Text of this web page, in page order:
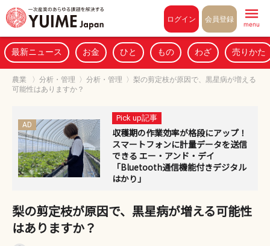
ログイン 会員登録
menu
最新ニュース お金 ひと もの わざ 売りかた
農業 〉 分析・管理 〉 分析・管理 〉 梨の剪定枝が原因で、黒星病が増える
可能性はありますか？
AD
Pick up記事
収穫期の作業効率が格段にアップ！
スマートフォンに計量データを送信
できる エー・アンド・デイ
「Bluetooth通信機能付きデジタル
はかり」
梨の剪定枝が原因で、黒星病が増える可能性
はありますか？